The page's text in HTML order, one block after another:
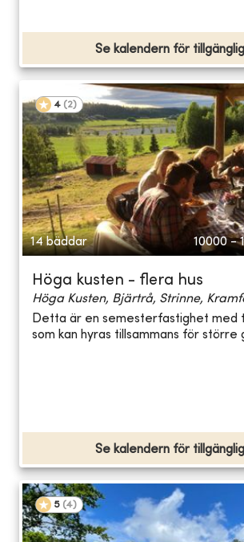
Se kalendern för
4 (2)
14 bäddar 10000 -
Höga kusten - flera hus
Höga Kusten, Bjärtrå, Strinne,
Detta är en semesterfastighet med
som kan hyras tillsammans för större
Se kalendern för
5 (4)